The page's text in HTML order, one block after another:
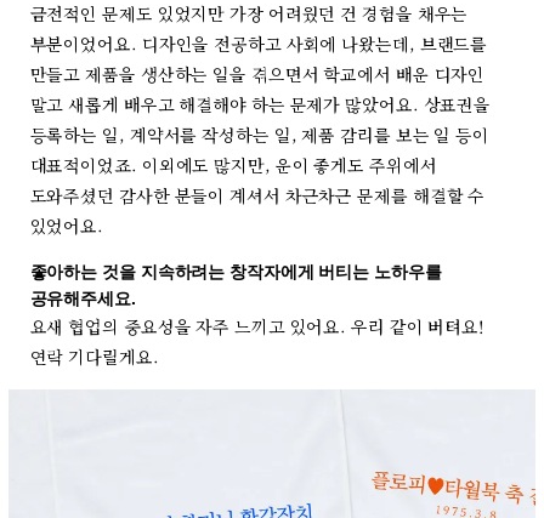
금전적인 문제도 있었지만 가장 어려웠던 건 경험을 채우는
부분이었어요. 디자인을 전공하고 사회에 나왔는데, 브랜드를
만들고 제품을 생산하는 일을 겪으면서 학교에서 배운 디자인
말고 새롭게 배우고 해결해야 하는 문제가 많았어요. 상표권을
등록하는 일, 계약서를 작성하는 일, 제품 감리를 보는 일 등이
대표적이었죠. 이외에도 많지만, 운이 좋게도 주위에서
도와주셨던 감사한 분들이 계셔서 차근차근 문제를 해결할 수
있었어요.
좋아하는 것을 지속하려는 창작자에게 버티는 노하우를
공유해주세요.
요새 협업의 중요성을 자주 느끼고 있어요. 우리 같이 버텨요!
연락 기다릴게요.